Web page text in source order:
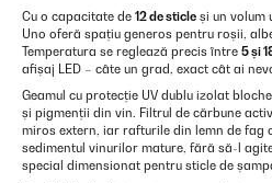
Cu o capacitate de 12 de sticle și un volum
Uno oferă spațiu generos pentru roșii,
Temperatura se reglează precis între 5 și
afișaj LED – câte un grad, exact cât ai
Geamul cu protecție UV dublu izolat
și pigmenții din vin. Filtrul de cărbune
miros extern, iar rafturile din lemn de fag
sedimentul vinurilor mature, fără să-l
special dimensionat pentru sticle de